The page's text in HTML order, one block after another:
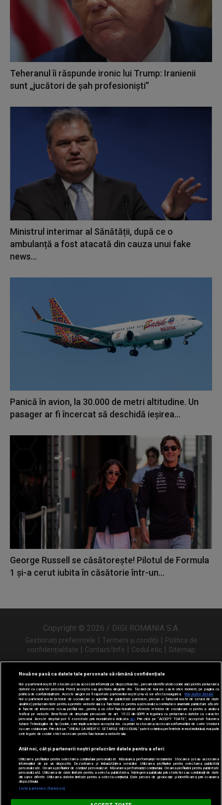
Digi FM
Teheranul îi răspunde ironic lui Trump: Iranienii
sunt „jucători de şah profesionişti”
Ministrul interimar al Sănătății, după ce o
ambulanță a fost atacată din cauza unui fake
news...
Panică în avion, la 30.000 de metri altitudine. Un
pasager ar fi încercat să deschidă ieșirea...
George Russell se căsătorește! Pilotul de Formula
1 și-a cerut iubita în căsătorie într-un...
Copyright © 2026 / DIGI ROMANIA S.A.
Gestionați preferințele | Termeni și condiții | Politica de
confidențialitate | Contact/Info | Codul etic | Sitemap
Urmărește-ne și pe
Nouă ne pasă ca datele tale personale să rămână confidențiale
Noi și partenerii noștri31 stocăm și/sau accesăm informații pe dispozitivul dvs., precum identificatorii cookie unici pentru prelucrarea
datelor cu caracter personal. Puteți accepta sau gestiona alegerile dvs. făcând clic mai jos sau în orice moment, pe pagina cu
politica de confidențialitate. Aceste alegeri vor fi raportate partenerilor noștri și nu vă vor afecta navigarea.
Mai multe detalii
Noi si partenerii nostri (retelele de socializare si agentiile de publicitate partenere, precum si furnizorii nostri de servicii de date
analitice) prelucram date pentru a permite website-ului sa functioneze, pentru a personaliza continutul si anunturile publicitare afisate
in functie de interesele si/sau profilul dvs., pentru a va oferi functionalitati aferente retelelor de socializare si pentru a analiza
traficul pe website. Beneficiati de drepturile prevazute de art. 15-22 din GDPR in legatura cu prelucrarea datelor cu caracter
personal. Aceste drepturi pot fi exercitate prin modalitatea indicata aici. Prin click pe “ACCEPT TOATE”, acceptati folosirea
tuturor Tehnologiilor de tip Cookie, care implica inclusiv acceptul dvs. cu privire la stocarea/accesarea informatiilor de catre Vendor-ii
cu care colaboram. Prin click pe “VREAU SA MODIFIC SETARILE INDIVIDUAL” puteti schimba preferintele in mod individual, mai putin
cele legate de cookie strict necesare pentru functionarea website-ului.
Atât noi, cât și partenerii noștri prelucrăm datele pentru a oferi:
Utilizarea profilurilor pentru selectarea conținutului personalizat. Măsurarea performanței reclamelor. Stocarea și/sau accesarea
informațiilor de pe un dispozitiv. Dezvoltarea și îmbunătățirea serviciilor. Utilizarea profilurilor pentru selectarea publicității
personalizate. Crearea profilurilor de conținut personalizat. Măsurarea performanței conținutului. Crearea profilurilor pentru publicitate
personalizată. Utilizarea de date limitate pentru a selecta publicitatea. Înțelegerea publicului prin statistici sau combinații de date
din surse diferite. Utilizarea datelor limitate pentru a selecta conținutul. Date precise de geolocație și identificarea prin scanarea
dispozitivului.
Listă parteneri (furnizori)